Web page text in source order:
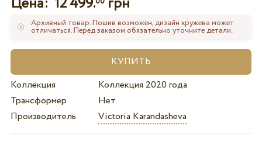
Архивный товар. Пошив возможен, дизайн кружева может
отличаться. Перед заказом обязательно уточните детали.
Коллекция
Коллекция 2020 года
Трансформер
Нет
Производитель
Victoria Karandasheva